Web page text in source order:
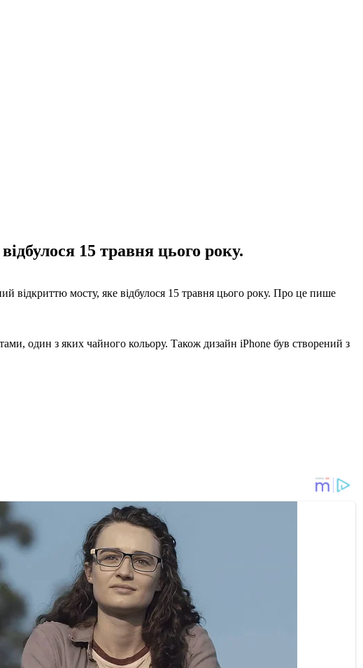
15 травня цього року.
відкриттю мосту, яке відбулося 15 травня цього року. Про це пише
один з яких чайного кольору. Також дизайн iPhone був створений з